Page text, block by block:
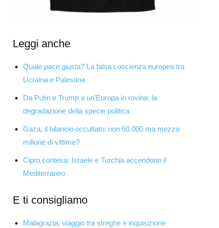
Leggi anche
Quale pace giusta? La falsa coscienza europea tra
Ucraina e Palestina
Da Putin e Trump a un’Europa in rovina: la
degradazione della specie politica
Gaza, il bilancio occultato: non 60.000 ma mezzo
milione di vittime?
Cipro contesa: Israele e Turchia accendono il
Mediterraneo
E ti consigliamo
Malagrazia, viaggio tra streghe e inquisizione